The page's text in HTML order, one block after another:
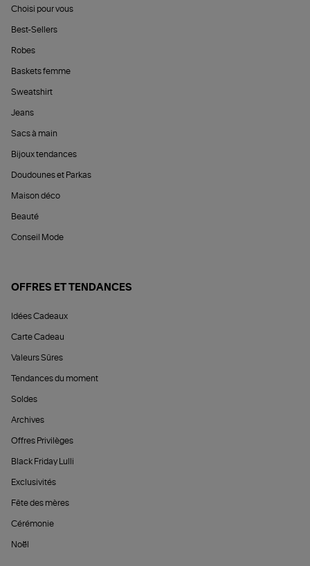
Choisi pour vous
Best-Sellers
Robes
Baskets femme
Sweatshirt
Jeans
Sacs à main
Bijoux tendances
Doudounes et Parkas
Maison déco
Beauté
Conseil Mode
OFFRES ET TENDANCES
Idées Cadeaux
Carte Cadeau
Valeurs Sûres
Tendances du moment
Soldes
Archives
Offres Privilèges
Black Friday Lulli
Exclusivités
Fête des mères
Cérémonie
Noël